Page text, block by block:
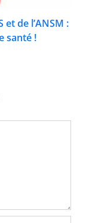
de l’ANSM :
santé !